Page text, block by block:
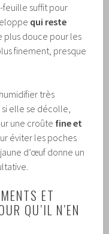
suffit pour
qui reste
plus douce pour les
finement, presque
très
elle se décolle,
une croûte fine et
éviter les poches
d’œuf donne un
ET
QU’IL N’EN